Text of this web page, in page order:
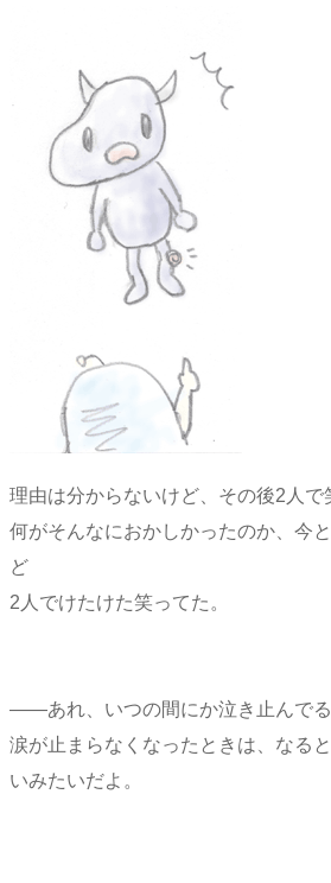
理由は分からないけど、その後2人で
何がそんなにおかしかったのか、今
ど
2人でけたけた笑ってた。
――あれ、いつの間にか泣き止んでる
涙が止まらなくなったときは、なる
いみたいだよ。